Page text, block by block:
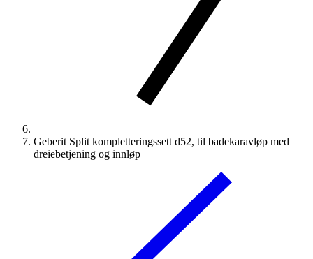
Geberit Split kompletteringssett d52, til badekaravløp med
dreiebetjening og innløp